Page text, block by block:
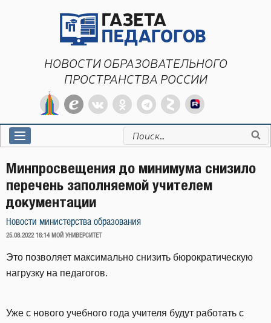
НОВОСТИ ОБРАЗОВАТЕЛЬНОГО
ПРОСТРАНСТВА РОССИИ
Искать:
Минпросвещения до минимума снизило
перечень заполняемой учителем
документации
Новости министерства образования
ОПУБЛИКОВАНО
25.08.2022 16:14 МОЙ УНИВЕРСИТЕТ
Это позволяет максимально снизить бюрократическую
нагрузку на педагогов.
Уже с нового учебного года учителя будут работать с